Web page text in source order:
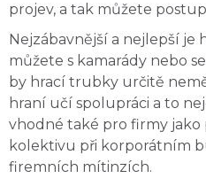
projev, a tak můžete
Nejzábavnější a nejlepší je
můžete s kamarády nebo
by hrací trubky určitě
hraní učí spolupráci a to
vhodné také pro firmy
kolektivu při korporátním
firemních mítinzích.